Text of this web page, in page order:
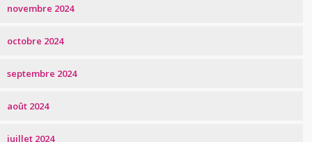
novembre 2024
octobre 2024
septembre 2024
août 2024
juillet 2024